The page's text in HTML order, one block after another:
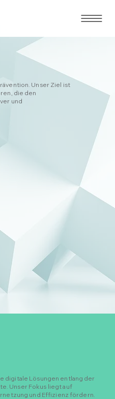
Unser Ziel ist
die den
und
digitale Lösungen entlang der
Unser Fokus liegt auf
und Effizienz fördern.